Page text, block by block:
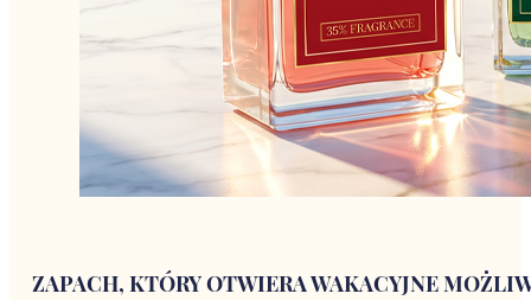
ZAPACH, KTÓRY OTWIERA WAKACYJNE